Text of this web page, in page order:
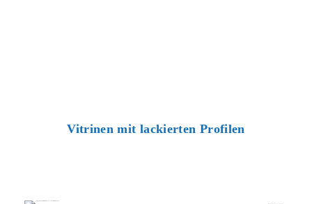
Vitrinen mit lackierten Profilen